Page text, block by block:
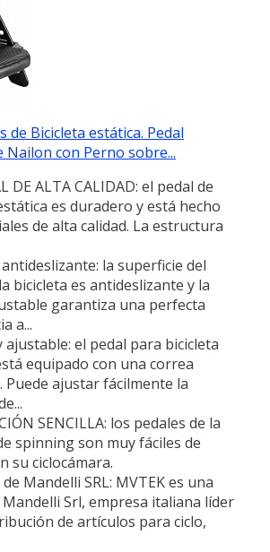
de Bicicleta estática. Pedal
con Perno sobre...
DE ALTA CALIDAD: el pedal de
es duradero y está hecho
de alta calidad. La estructura
la superficie del
bicicleta es antideslizante y la
garantiza una perfecta
a...
ajustable: el pedal para bicicleta
equipado con una correa
Puede ajustar fácilmente la
SENCILLA: los pedales de la
spinning son muy fáciles de
su ciclocámara.
Mandelli SRL: MVTEK es una
Mandelli Srl, empresa italiana líder
de artículos para ciclo,